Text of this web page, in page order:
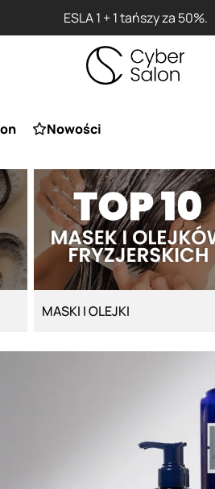
ESLA 1 + 1 tańszy za 50%.
Nowości
MASKI I OLEJKI